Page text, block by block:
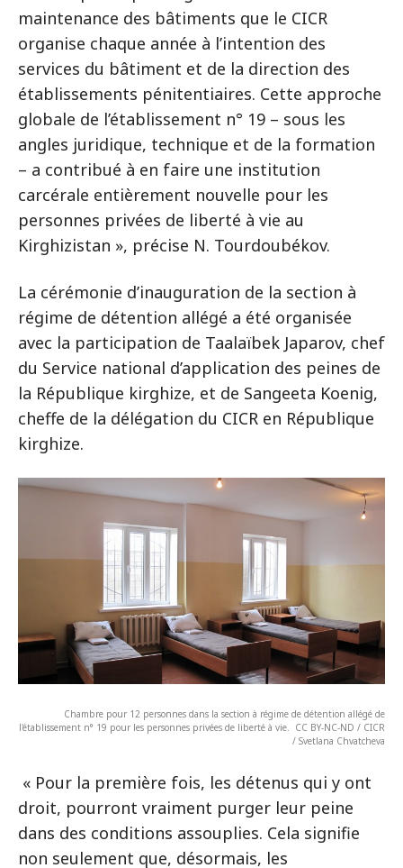
maintenance des bâtiments que le CICR
organise chaque année à l’intention des
services du bâtiment et de la direction des
établissements pénitentiaires. Cette approche
globale de l’établissement n° 19 – sous les
angles juridique, technique et de la formation
– a contribué à en faire une institution
carcérale entièrement nouvelle pour les
personnes privées de liberté à vie au
Kirghizistan », précise N. Tourdoubékov.
La cérémonie d’inauguration de la section à
régime de détention allégé a été organisée
avec la participation de Taalaïbek Japarov, chef
du Service national d’application des peines de
la République kirghize, et de Sangeeta Koenig,
cheffe de la délégation du CICR en République
kirghize.
Chambre pour 12 personnes dans la section à régime de détention allégé de
l'établissement n° 19 pour les personnes privées de liberté à vie. CC BY-NC-ND / CICR
/ Svetlana Chvatcheva
« Pour la première fois, les détenus qui y ont
droit, pourront vraiment purger leur peine
dans des conditions assouplies. Cela signifie
non seulement que, désormais, les